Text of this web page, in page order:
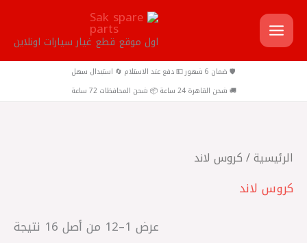
تخطي
إلى
المحتوى
اول موقع قطع غيار سيارات اونلاين
🛡️ ضمان 6 شهور 💵 دفع عند الاستلام 🔄 استبدال سهل
🚚 شحن القاهرة 24 ساعة 📦 شحن المحافظات 72 ساعة
الرئيسية/ كروس لاند
كروس لاند
عرض 1–12 من أصل 16 نتيجة